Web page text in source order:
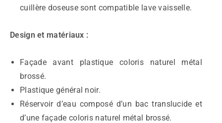
cuillère doseuse sont compatible lave vaisselle.
Design et matériaux :
Façade avant plastique coloris naturel métal
brossé.
Plastique général noir.
Réservoir d’eau composé d’un bac translucide et
d’une façade coloris naturel métal brossé.